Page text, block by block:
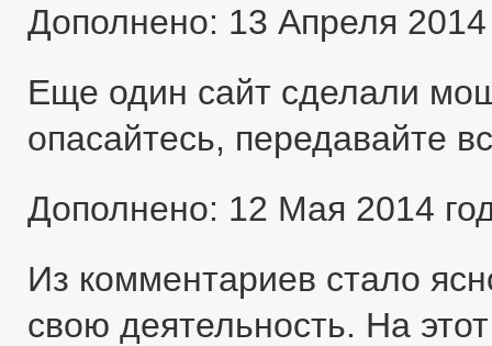
Дополнено: 13 Апреля 2014
Еще один сайт сделали
опасайтесь, передавайте
Дополнено: 12 Мая 2014
Из комментариев стало
свою деятельность. На